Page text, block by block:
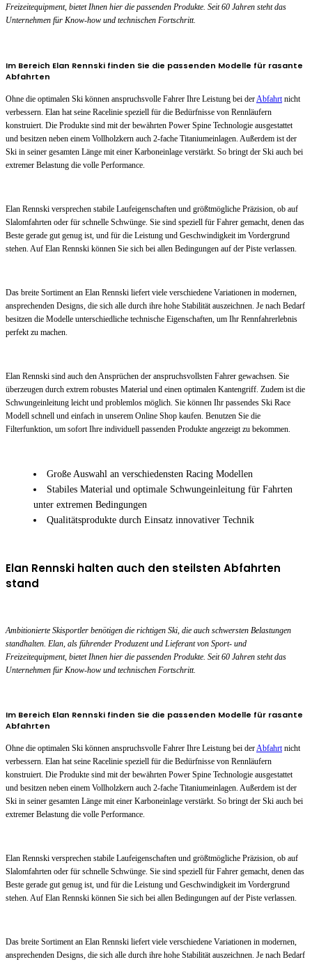
Freizeitequipment, bietet Ihnen hier die passenden Produkte. Seit 60 Jahren steht das
Unternehmen für Know-how und technischen Fortschritt.
Im Bereich Elan Rennski finden Sie die passenden Modelle für rasante
Abfahrten
Ohne die optimalen Ski können anspruchsvolle Fahrer Ihre Leistung bei der Abfahrt nicht
verbessern. Elan hat seine Racelinie speziell für die Bedürfnisse von Rennläufern
konstruiert. Die Produkte sind mit der bewährten Power Spine Technologie ausgestattet
und besitzen neben einem Vollholzkern auch 2-fache Titaniumeinlagen. Außerdem ist der
Ski in seiner gesamten Länge mit einer Karboneinlage verstärkt. So bringt der Ski auch bei
extremer Belastung die volle Performance.
Elan Rennski versprechen stabile Laufeigenschaften und größtmögliche Präzision, ob auf
Slalomfahrten oder für schnelle Schwünge. Sie sind speziell für Fahrer gemacht, denen das
Beste gerade gut genug ist, und für die Leistung und Geschwindigkeit im Vordergrund
stehen. Auf Elan Rennski können Sie sich bei allen Bedingungen auf der Piste verlassen.
Das breite Sortiment an Elan Rennski liefert viele verschiedene Variationen in modernen,
ansprechenden Designs, die sich alle durch ihre hohe Stabilität auszeichnen. Je nach Bedarf
besitzen die Modelle unterschiedliche technische Eigenschaften, um Ihr Rennfahrerlebnis
perfekt zu machen.
Elan Rennski sind auch den Ansprüchen der anspruchsvollsten Fahrer gewachsen. Sie
überzeugen durch extrem robustes Material und einen optimalen Kantengriff. Zudem ist die
Schwungeinleitung leicht und problemlos möglich. Sie können Ihr passendes Ski Race
Modell schnell und einfach in unserem Online Shop kaufen. Benutzen Sie die
Filterfunktion, um sofort Ihre individuell passenden Produkte angezeigt zu bekommen.
Große Auswahl an verschiedensten Racing Modellen
Stabiles Material und optimale Schwungeinleitung für Fahrten
unter extremen Bedingungen
Qualitätsprodukte durch Einsatz innovativer Technik
Elan Rennski halten auch den steilsten Abfahrten
stand
Ambitionierte Skisportler benötigen die richtigen Ski, die auch schwersten Belastungen
standhalten. Elan, als führender Produzent und Lieferant von Sport- und
Freizeitequipment, bietet Ihnen hier die passenden Produkte. Seit 60 Jahren steht das
Unternehmen für Know-how und technischen Fortschritt.
Im Bereich Elan Rennski finden Sie die passenden Modelle für rasante
Abfahrten
Ohne die optimalen Ski können anspruchsvolle Fahrer Ihre Leistung bei derAbfahrtnicht
verbessern. Elan hat seine Racelinie speziell für die Bedürfnisse von Rennläufern
konstruiert. Die Produkte sind mit der bewährten Power Spine Technologie ausgestattet
und besitzen neben einem Vollholzkern auch 2-fache Titaniumeinlagen. Außerdem ist der
Ski in seiner gesamten Länge mit einer Karboneinlage verstärkt. So bringt der Ski auch bei
extremer Belastung die volle Performance.
Elan Rennski versprechen stabile Laufeigenschaften und größtmögliche Präzision, ob auf
Slalomfahrten oder für schnelle Schwünge. Sie sind speziell für Fahrer gemacht, denen das
Beste gerade gut genug ist, und für die Leistung und Geschwindigkeit im Vordergrund
stehen. Auf Elan Rennski können Sie sich bei allen Bedingungen auf der Piste verlassen.
Das breite Sortiment an Elan Rennski liefert viele verschiedene Variationen in modernen,
ansprechenden Designs, die sich alle durch ihre hohe Stabilität auszeichnen. Je nach Bedarf